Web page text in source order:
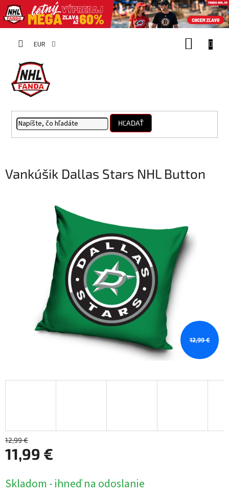
EUR
HĽADAŤ
Vankúšik Dallas Stars NHL Button
12,99 €
12,99 €
11,99 €
cena:
Skladom - ihneď na odoslanie